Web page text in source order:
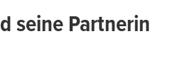
seine Partnerin